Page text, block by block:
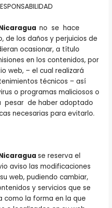
no se hace
de los daños y perjuicios de
ocasionar, a título
en los contenidos, por
web, – el cual realizará
técnicos – así
o programas maliciosos o
pesar de haber adoptado
necesarias para evitarlo.
se reserva el
aviso las modificaciones
web, pudiendo cambiar,
y servicios que se
como la forma en la que